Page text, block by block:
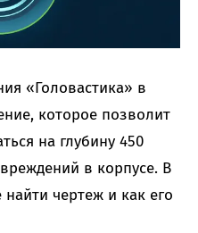
«Головастика» в
которое позволит
на глубину 450
в корпусе. В
найти чертеж и как его